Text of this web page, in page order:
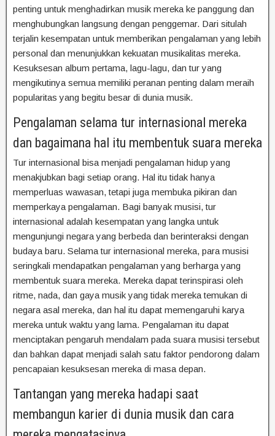
penting untuk menghadirkan musik mereka ke panggung dan
menghubungkan langsung dengan penggemar. Dari situlah
terjalin kesempatan untuk memberikan pengalaman yang lebih
personal dan menunjukkan kekuatan musikalitas mereka.
Kesuksesan album pertama, lagu-lagu, dan tur yang
mengikutinya semua memiliki peranan penting dalam meraih
popularitas yang begitu besar di dunia musik.
Pengalaman selama tur internasional mereka
dan bagaimana hal itu membentuk suara mereka
Tur internasional bisa menjadi pengalaman hidup yang
menakjubkan bagi setiap orang. Hal itu tidak hanya
memperluas wawasan, tetapi juga membuka pikiran dan
memperkaya pengalaman. Bagi banyak musisi, tur
internasional adalah kesempatan yang langka untuk
mengunjungi negara yang berbeda dan berinteraksi dengan
budaya baru. Selama tur internasional mereka, para musisi
seringkali mendapatkan pengalaman yang berharga yang
membentuk suara mereka. Mereka dapat terinspirasi oleh
ritme, nada, dan gaya musik yang tidak mereka temukan di
negara asal mereka, dan hal itu dapat memengaruhi karya
mereka untuk waktu yang lama. Pengalaman itu dapat
menciptakan pengaruh mendalam pada suara musisi tersebut
dan bahkan dapat menjadi salah satu faktor pendorong dalam
pencapaian kesuksesan mereka di masa depan.
Tantangan yang mereka hadapi saat
membangun karier di dunia musik dan cara